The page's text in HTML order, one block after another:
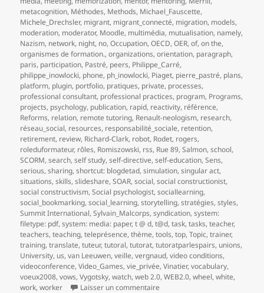
metacognition, Méthodes, Methods, Michael_Fauscette,
Michele_Drechsler, migrant, migrant_connecté, migration, models,
moderation, moderator, Moodle, multimédia, mutualisation, namely,
Nazism, network, night, no,Occupation,OECD,OER,of,on the,
organismes de formation.,organizations,orientation, paragraph,
paris, participation, Pastré, peers, Philippe_Carré,
philippe_inowlocki, phone, ph_inowlocki, Piaget, pierre_pastré, plans,
platform, plugin, portfolio, pratiques, private, processes,
professional consultant, professional practices, program, Programs,
projects, psychology, publication, rapid, reactivity, référence,
Reforms, relation, remote tutoring, Renault-neologism, research,
réseau_social, resources, responsabilité_sociale, retention,
retirement, review, Richard-Clark, robot, Rodet, rogers,
roleduformateur, rôles, Romiszowski, rss, Rue 89,Salmon,school,
SCORM,search,self study,self-directive,self-education,Sens,
serious,sharing,shortcut: blogdetad,simulation,singular act,
situations,skills,slideshare,SOAR,social,social constructionist,
social constructivism,Social psychologist,sociallearning,
social_bookmarking,social_learning,storytelling,stratégies,styles,
Summit International,Sylvain_Malcorps,syndication,system:
filetype: pdf,system: media: paper,t @ d,t@d,task,tasks,teacher,
teachers,teaching,teleprésence,thème,tools,top,Topic,trainer,
training,translate,tuteur,tutoral,tutorat,tutoratparlespairs, unions,
University, us,van Leeuwen,veille,vergnaud,video conditions,
videoconference,Video_Games,vie_privée,Vinatier,vocabulary,
voeux2008,vows,Vygotsky,watch,web 2.0,WEB2.0,wheel,white,
work,worker Laisser un commentaire